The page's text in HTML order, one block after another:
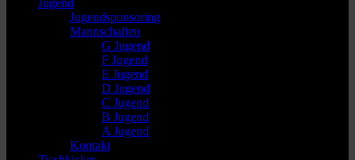
Jugend
Jugendsponsoring
Mannschaften
G Jugend
F Jugend
E Jugend
D Jugend
C Jugend
B Jugend
A Jugend
Kontakt